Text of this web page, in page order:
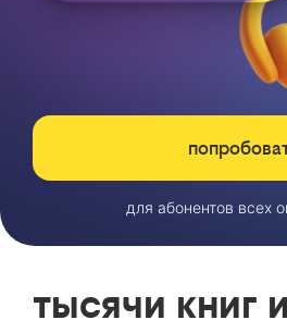
для абонентов всех
тысячи книг и